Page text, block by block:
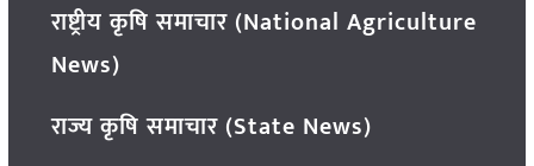
राष्ट्रीय कृषि समाचार (National Agriculture
News)
राज्य कृषि समाचार (State News)